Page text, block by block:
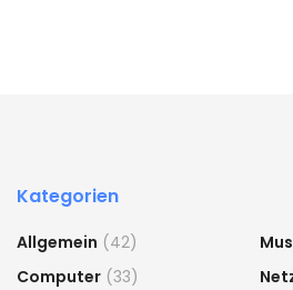
Kategorien
Allgemein (42)
Computer (33)